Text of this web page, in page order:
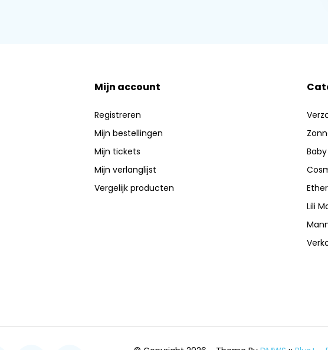
Mijn account
Registreren
Mijn bestellingen
Mijn tickets
Mijn verlanglijst
Vergelijk producten
Lili